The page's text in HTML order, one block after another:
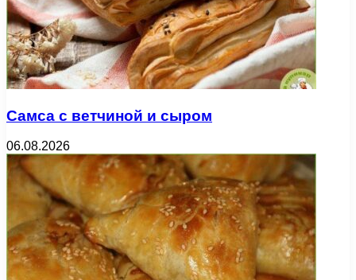
Самса с ветчиной и сыром
06.08.2026